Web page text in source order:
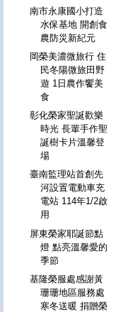
南市永康國小打造
水保基地 開創食
農防災新紀元
岡榮美濃微旅行 住
民冬陽微旅田野
遊 1日農作饗美
食
彰化榮家聖誕歡樂
時光 長輩手作聖
誕樹卡片溫馨登
場
臺南監理站首創先
河設置電動車充
電站 114年1/2啟
用
屏東榮家耶誕節點
燈 點亮溫馨愛的
季節
基隆榮服處感謝黃
珊珊地區服務處
寒冬送暖 捐贈榮